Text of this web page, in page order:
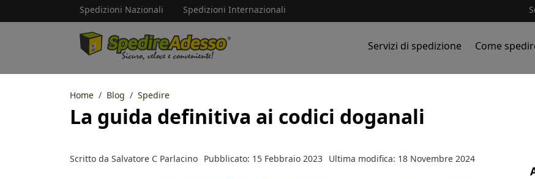
Spedizioni Nazionali Spedizioni Internazionali
Servizi di spedizione Come
Home Blog Spedire
La guida definitiva ai codici doganali
Scritto da Salvatore C Parlacino Pubblicato: 15 Febbraio 2023 Ultima modifica: 18 Novembre 2024